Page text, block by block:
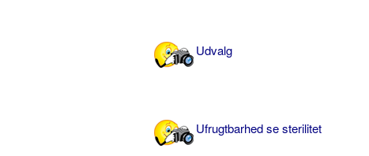
Udvalg
Ufrugtbarhed se sterilitet